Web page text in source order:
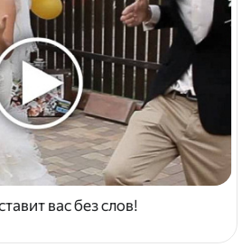
вас без слов!